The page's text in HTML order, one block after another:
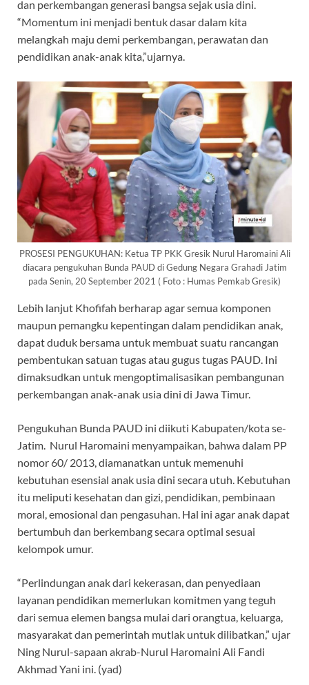
dan perkembangan generasi bangsa sejak usia dini.
“Momentum ini menjadi bentuk dasar dalam kita
melangkah maju demi perkembangan, perawatan dan
pendidikan anak-anak kita,”ujarnya.
PROSESI PENGUKUHAN: Ketua TP PKK Gresik Nurul Haromaini Ali
diacara pengukuhan Bunda PAUD di Gedung Negara Grahadi Jatim
pada Senin, 20 September 2021 ( Foto : Humas Pemkab Gresik)
Lebih lanjut Khofifah berharap agar semua komponen
maupun pemangku kepentingan dalam pendidikan anak,
dapat duduk bersama untuk membuat suatu rancangan
pembentukan satuan tugas atau gugus tugas PAUD. Ini
dimaksudkan untuk mengoptimalisasikan pembangunan
perkembangan anak-anak usia dini di Jawa Timur.
Pengukuhan Bunda PAUD ini diikuti Kabupaten/kota se-
Jatim. Nurul Haromaini menyampaikan, bahwa dalam PP
nomor 60/ 2013, diamanatkan untuk memenuhi
kebutuhan esensial anak usia dini secara utuh. Kebutuhan
itu meliputi kesehatan dan gizi, pendidikan, pembinaan
moral, emosional dan pengasuhan. Hal ini agar anak dapat
bertumbuh dan berkembang secara optimal sesuai
kelompok umur.
“Perlindungan anak dari kekerasan, dan penyediaan
layanan pendidikan memerlukan komitmen yang teguh
dari semua elemen bangsa mulai dari orangtua, keluarga,
masyarakat dan pemerintah mutlak untuk dilibatkan,” ujar
Ning Nurul-sapaan akrab-Nurul Haromaini Ali Fandi
Akhmad Yani ini. (yad)